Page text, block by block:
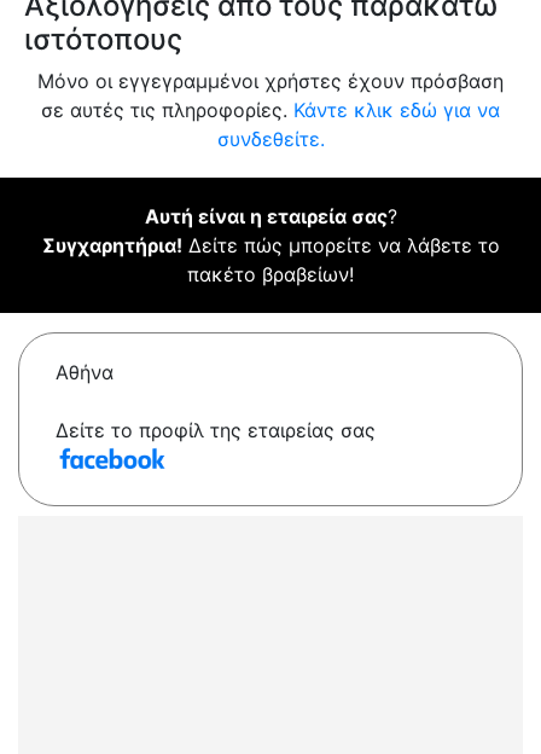
ιστότοπους
Μόνο οι εγγεγραμμένοι χρήστες έχουν πρόσβαση
σε αυτές τις πληροφορίες. Κάντε κλικ εδώ για να
συνδεθείτε.
Αυτή είναι η εταιρεία σας?
Συγχαρητήρια! Δείτε πώς μπορείτε να λάβετε το
πακέτο βραβείων!
Αθήνα
Δείτε το προφίλ της εταιρείας σας